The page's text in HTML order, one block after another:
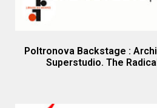
Poltronova Backstage :
Superstudio. The